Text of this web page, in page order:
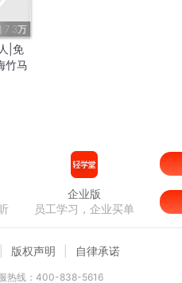
7.3万
|免
竹马
企业版
员工学习，企业买单
版权声明 自律承诺
热线：400-838-5616